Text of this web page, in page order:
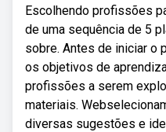
Escolhendo profissões
de uma sequência de 5
sobre. Antes de iniciar o
os objetivos de
profissões a serem
materiais.
diversas sugestões e